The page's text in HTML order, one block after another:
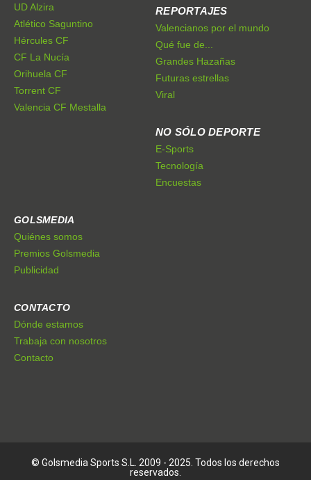
UD Alzira
Atlético Saguntino
Hércules CF
CF La Nucía
Orihuela CF
Torrent CF
Valencia CF Mestalla
REPORTAJES
Valencianos por el mundo
Qué fue de...
Grandes Hazañas
Futuras estrellas
Viral
NO SÓLO DEPORTE
E-Sports
Tecnología
Encuestas
GOLSMEDIA
Quiénes somos
Premios Golsmedia
Publicidad
CONTACTO
Dónde estamos
Trabaja con nosotros
Contacto
© Golsmedia Sports S.L. 2009 - 2025. Todos los derechos
reservados.